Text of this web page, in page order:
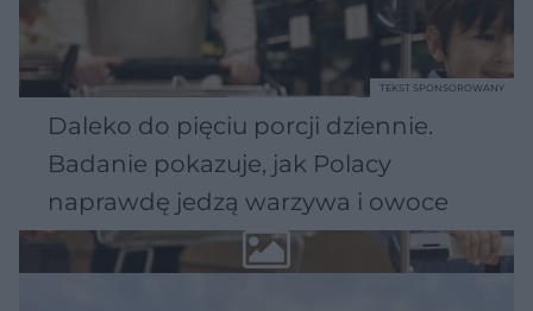
Daleko do pięciu porcji dziennie.
Badanie pokazuje, jak Polacy
naprawdę jedzą warzywa i owoce
TEKST SPONSOROWANY